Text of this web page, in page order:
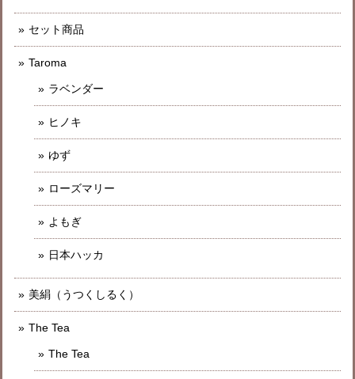
セット商品
Taroma
ラベンダー
ヒノキ
ゆず
ローズマリー
よもぎ
日本ハッカ
美絹（うつくしるく）
The Tea
The Tea